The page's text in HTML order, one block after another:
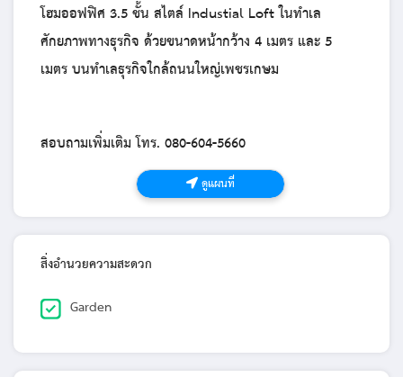
โฮมออฟฟิศ 3.5 ชั้น สไตล์ Industial Loft ในทำเล
ศักยภาพทางธุรกิจ ด้วยขนาดหน้ากว้าง 4 เมตร และ 5
เมตร บนทำเลธุรกิจใกล้ถนนใหญ่เพชรเกษม
สอบถามเพิ่มเติม โทร. 080-604-5660
ดูแผนที่
สิ่งอำนวยความสะดวก
Garden